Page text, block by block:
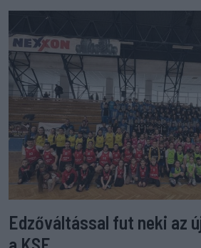
Edzőváltással fut neki az